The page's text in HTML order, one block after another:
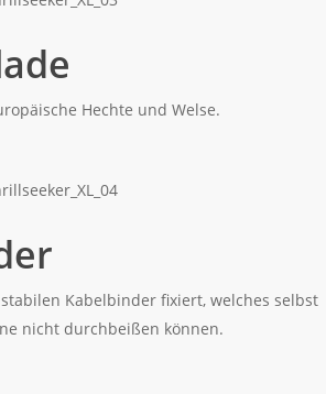
Hechte und Welse.
Kabelbinder fixiert, welches selbst
nicht durchbeißen können.